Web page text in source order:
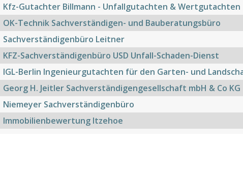
Kfz-Gutachter Billmann - Unfallgutachten & Wertgutachten
OK-Technik Sachverständigen- und Bauberatungsbüro
Sachverständigenbüro Leitner
KFZ-Sachverständigenbüro USD Unfall-Schaden-Dienst
IGL-Berlin Ingenieurgutachten für den Garten- und
Georg H. Jeitler Sachverständigengesellschaft mbH & Co KG
Niemeyer Sachverständigenbüro
Immobilienbewertung Itzehoe